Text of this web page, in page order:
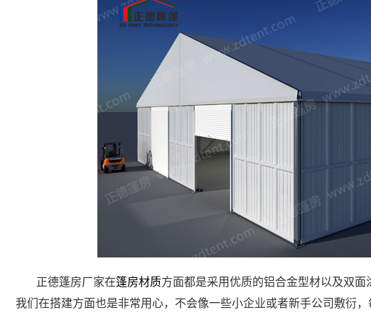
正德篷房厂家在篷房材质方面都是采用优质的铝合金型材以及双面
我们在搭建方面也是非常用心，不会像一些小企业或者新手公司敷衍